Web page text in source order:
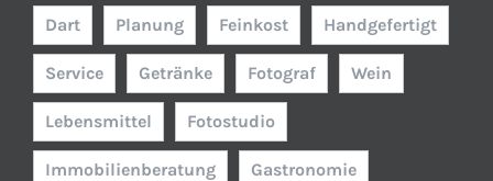
Dart Planung Feinkost Handgefertigt
Service Getränke Fotograf Wein
Lebensmittel Fotostudio
Immobilienberatung Gastronomie